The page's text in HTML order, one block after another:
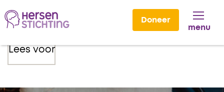
Doneer
menu
Lees voor